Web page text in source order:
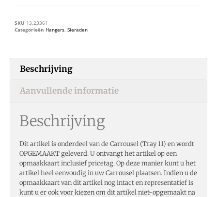
SKU 13.23361
Categorieën Hangers, Sieraden
Beschrijving
Aanvullende informatie
Beschrijving
Dit artikel is onderdeel van de Carrousel (Tray 11) en wordt
OPGEMAAKT geleverd. U ontvangt het artikel op een
opmaakkaart inclusief pricetag. Op deze manier kunt u het
artikel heel eenvoudig in uw Carrousel plaatsen. Indien u de
opmaakkaart van dit artikel nog intact en representatief is
kunt u er ook voor kiezen om dit artikel niet-opgemaakt na